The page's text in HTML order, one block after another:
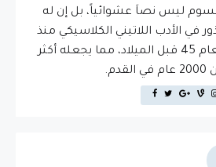
ليس نصاَ عشوائياً، بل إن له
في الأدب اللاتيني الكلاسيكي منذ
العام 45 قبل الميلاد، مما يجعله أكثر